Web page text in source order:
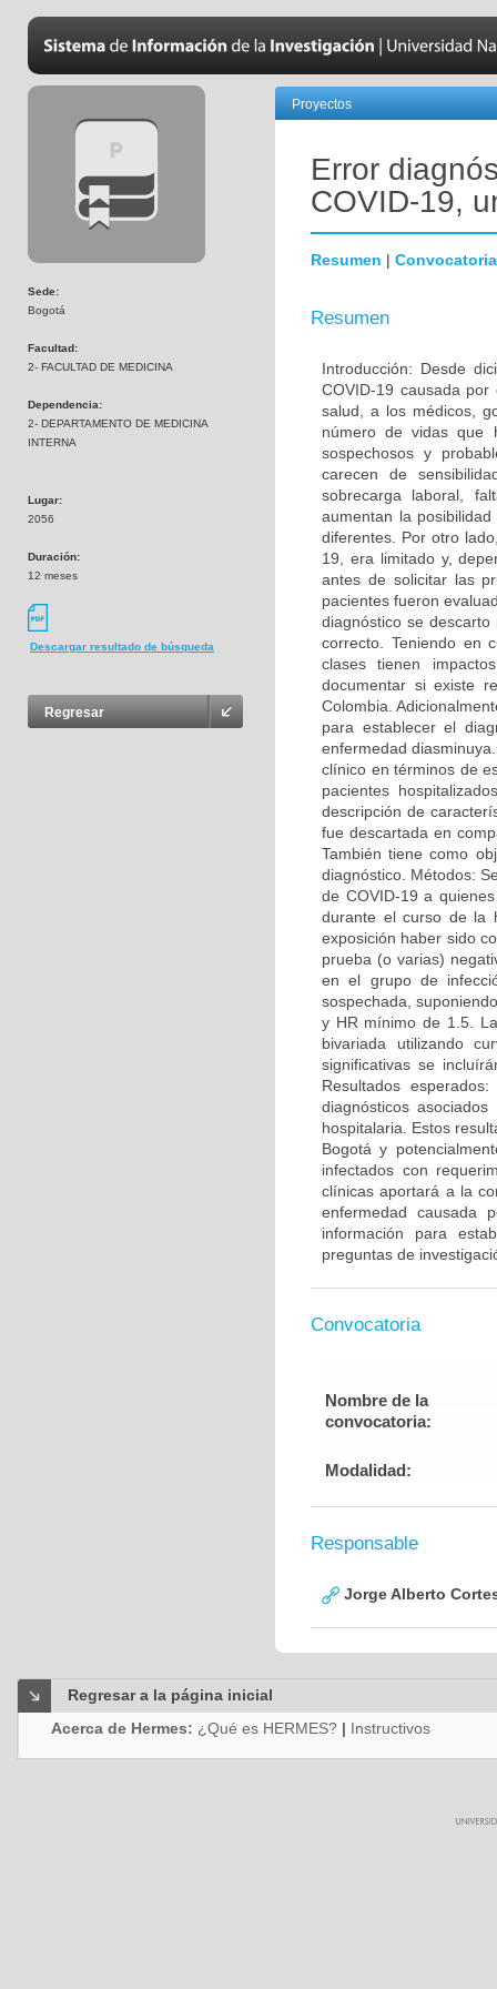
Sede:
Bogotá
Facultad:
2- FACULTAD DE MEDICINA
Dependencia:
2- DEPARTAMENTO DE MEDICINA
INTERNA
Lugar:
2056
Duración:
12 meses
Descargar resultado de búsqueda
Regresar
Proyectos
Error
COVID-19,
Resumen | Convocatoria
Resumen
Introducción: Desde
COVID-19 causada
salud, a los médicos,
número de vidas que
sospechosos y
carecen de
sobrecarga laboral,
aumentan la
diferentes. Por otro
19, era limitado y,
antes de solicitar las
pacientes fueron
diagnóstico se
correcto. Teniendo en
clases tienen
documentar si existe
Colombia.
para establecer el
enfermedad
clínico en términos de
pacientes
descripción de
fue descartada en
También tiene como
diagnóstico. Métodos:
de COVID-19 a
durante el curso de la
exposición haber sido
prueba (o varias)
en el grupo de
sospechada,
y HR mínimo de 1.5.
bivariada utilizando
significativas se
Resultados
diagnósticos
hospitalaria. Estos
Bogotá y
infectados con
clínicas aportará a la
enfermedad causada
información para
preguntas de
Convocatoria
Nombre de la
convocatoria:
Modalidad:
Responsable
Jorge Alberto
Regresar a la página inicial
Acerca de Hermes: ¿Qué es HERMES? | Instructivos